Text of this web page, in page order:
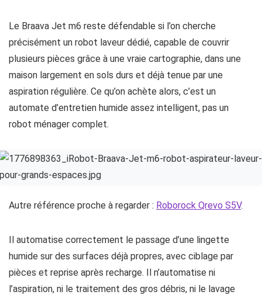
Le Braava Jet m6 reste défendable si l’on cherche
précisément un robot laveur dédié, capable de couvrir
plusieurs pièces grâce à une vraie cartographie, dans une
maison largement en sols durs et déjà tenue par une
aspiration régulière. Ce qu’on achète alors, c’est un
automate d’entretien humide assez intelligent, pas un
robot ménager complet.
Autre référence proche à regarder : Roborock Qrevo S5V.
Il automatise correctement le passage d’une lingette
humide sur des surfaces déjà propres, avec ciblage par
pièces et reprise après recharge. Il n’automatise ni
l’aspiration, ni le traitement des gros débris, ni le lavage